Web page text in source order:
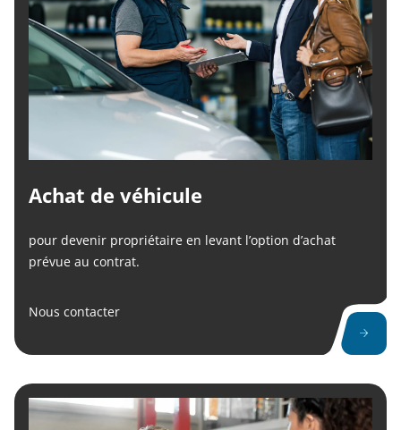
Achat de véhicule
pour devenir propriétaire en levant l’option d’achat
prévue au contrat.
Nous contacter